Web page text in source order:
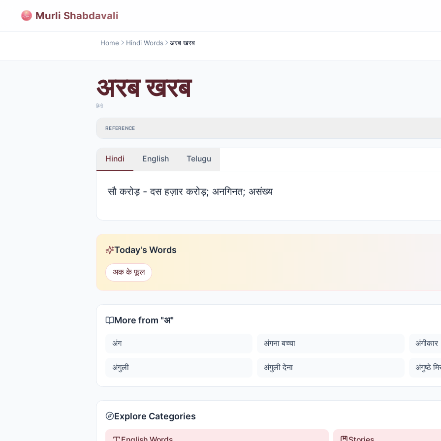
Murli Shabdavali
Home Hindi Words अरब खरब
अरब खरब
हिंदी
REFERENCE
Hindi English Telugu
सौ करोड़ - दस हज़ार करोड़; अनगिनत; असंख्य
Today's Words
अक के फूल
More from "अ"
अंग अंगना बच्चा अंगीकार
अंगुली अंगुली देना अंगुष्ठे
Explore Categories